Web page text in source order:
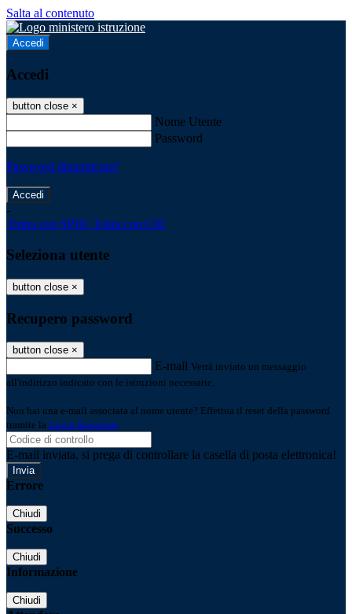
Salta al contenuto
Accedi
Accedi
button close ×
Nome Utente
Password
Password dimenticata?
-
Entra con SPID Entra con CIE
Seleziona utente
button close ×
Recupero password
button close ×
E-mail Verrà inviato un messaggio
all'indirizzo indicato con le istruzioni necessarie.
Non hai una e-mail associata al nome utente? Effettua il reset della password
tramite la Login Spaggiari
E-mail inviata, si prega di controllare la casella di posta elettronica!
Errore
Chiudi
Successo
Chiudi
Informazione
Chiudi